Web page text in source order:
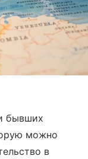
бывших
можно
в